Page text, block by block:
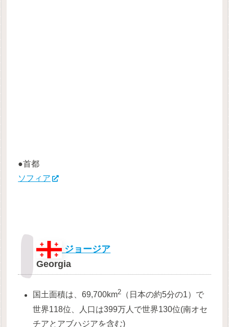
●首都
ソフィア
ジョージア
Georgia
国土面積は、69,700km2 （日本の約5分の1）で
世界118位、人口は399万人で世界130位(南オセ
チアとアブハジアを含む)